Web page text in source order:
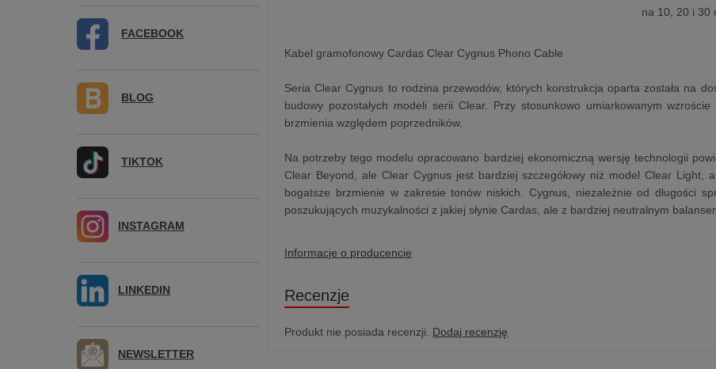
na 10, 20 i 30
Kabel gramofonowy Cardas Clear Cygnus Phono Cable
Seria Clear Cygnus to rodzina przewodów, których konstrukcja oparta została na
budowy pozostałych modeli serii Clear. Przy stosunkowo umiarkowanym
brzmienia względem poprzedników.
Na potrzeby tego modelu opracowano bardziej ekonomiczną wersję technologii
Clear Beyond, ale Clear Cygnus jest bardziej szczegółowy niż model Clear Light,
bogatsze brzmienie w zakresie tonów niskich. Cygnus, niezależnie od długości
poszukujących muzykalności z jakiej słynie Cardas, ale z bardziej neutralnym
Informacje o producencie
Recenzje
Produkt nie posiada recenzji. Dodaj recenzję
FACEBOOK
BLOG
TIKTOK
INSTAGRAM
LINKEDIN
NEWSLETTER